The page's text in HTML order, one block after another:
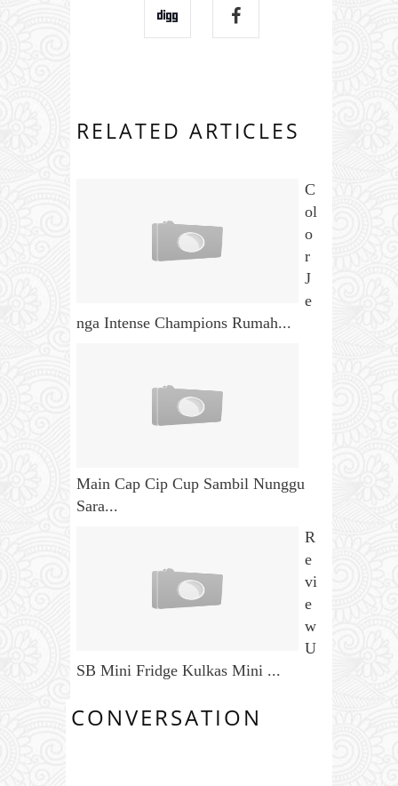
RELATED ARTICLES
C
ol
o
r
J
e
nga Intense Champions Rumah...
Main Cap Cip Cup Sambil Nunggu
Sara...
R
e
vi
e
w
U
SB Mini Fridge Kulkas Mini ...
CONVERSATION